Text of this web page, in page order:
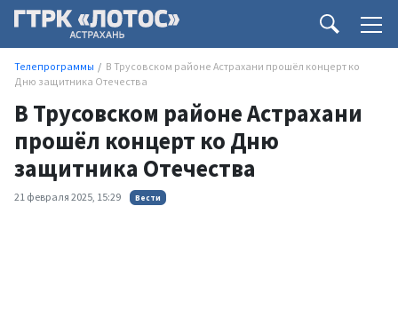
Телепрограммы
В Трусовском районе Астрахани прошёл концерт ко
Дню защитника Отечества
В Трусовском районе Астрахани
прошёл концерт ко Дню
защитника Отечества
21 февраля 2025, 15:29 Вести